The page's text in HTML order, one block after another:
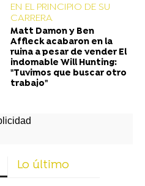
EN EL PRINCIPIO DE SU
CARRERA
Matt Damon y Ben
Affleck acabaron en la
ruina a pesar de vender El
indomable Will Hunting:
"Tuvimos que buscar otro
trabajo"
Lo último